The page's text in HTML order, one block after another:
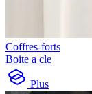
Coffres-forts
Boite a cle
Plus